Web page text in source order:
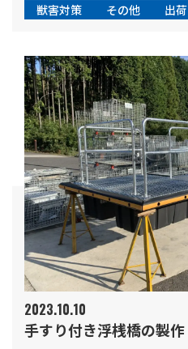
獣害対策 その他 出荷
2023.10.10
手すり付き浮桟橋の製作